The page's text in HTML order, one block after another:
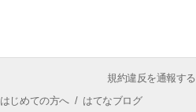
規約違反を通報する
はじめての方へ/ はてなブログ